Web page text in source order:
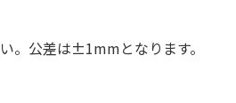
。公差は±1mmとなります。